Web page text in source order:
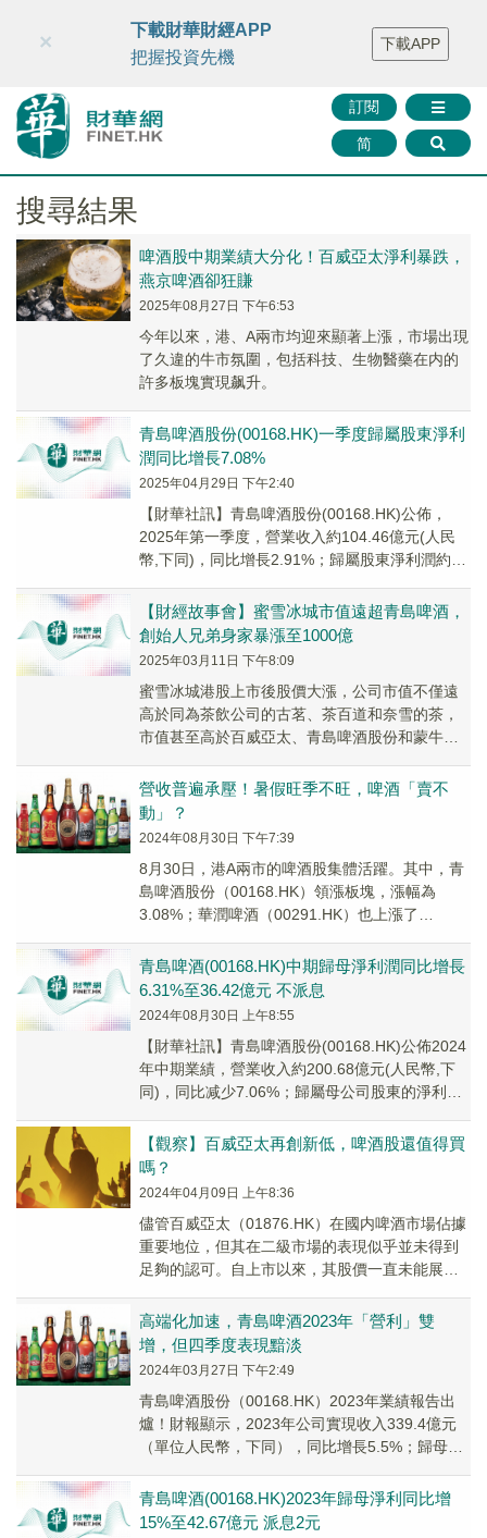
財華智庫網 FINTV FINMETA 財華證券 媒體矩陣
智庫沙龍
聯絡我們
訂閱
简
×
下載財華財經APP
把握投資先機
下載APP
搜尋結果
啤酒股中期業績大分化！百威亞太淨利暴跌，
燕京啤酒卻狂賺
2025年08月27日 下午6:53
今年以來，港、A兩市均迎來顯著上漲，市場出現
了久違的牛市氛圍，包括科技、生物醫藥在内的
許多板塊實現飙升。
青島啤酒股份(00168.HK)一季度歸屬股東淨利
潤同比增長7.08%
2025年04月29日 下午2:40
【財華社訊】青島啤酒股份(00168.HK)公佈，
2025年第一季度，營業收入約104.46億元(人民
幣,下同)，同比增長2.91%；歸屬股東淨利潤約
【財經故事會】蜜雪冰城市值遠超青島啤酒，
創始人兄弟身家暴漲至1000億
2025年03月11日 下午8:09
蜜雪冰城港股上市後股價大漲，公司市值不僅遠
高於同為茶飲公司的古茗、茶百道和奈雪的茶，
市值甚至高於百威亞太、青島啤酒股份和蒙牛乳
元。
營收普遍承壓！暑假旺季不旺，啤酒「賣不
動」？
2024年08月30日 下午7:39
8月30日，港A兩市的啤酒股集體活躍。其中，青
島啤酒股份（00168.HK）領漲板塊，漲幅為
3.08%；華潤啤酒（00291.HK）也上漲了
青島啤酒(00168.HK)中期歸母淨利潤同比增長
6.31%至36.42億元 不派息
2024年08月30日 上午8:55
【財華社訊】青島啤酒股份(00168.HK)公佈2024
年中期業績，營業收入約200.68億元(人民幣,下
同)，同比减少7.06%；歸屬母公司股東的淨利潤
【觀察】百威亞太再創新低，啤酒股還值得買
嗎？
2024年04月09日 上午8:36
儘管百威亞太（01876.HK）在國内啤酒市場佔據
重要地位，但其在二級市場的表現似乎並未得到
足夠的認可。自上市以來，其股價一直未能展現
的...
高端化加速，青島啤酒2023年「營利」雙
增，但四季度表現黯淡
2024年03月27日 下午2:49
青島啤酒股份（00168.HK）2023年業績報告出
爐！財報顯示，2023年公司實現收入339.4億元
（單位人民幣，下同），同比增長5.5%；歸母淨
青島啤酒(00168.HK)2023年歸母淨利同比增
15%至42.67億元 派息2元